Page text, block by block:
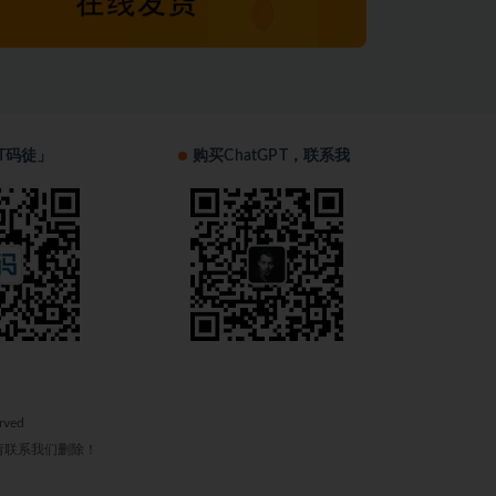
徒」 购买ChatGPT，联系我
系我们删除！